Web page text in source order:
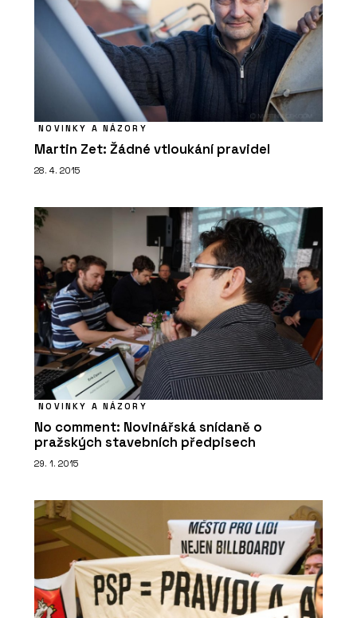
Zelené fasády - Jungle Interiors
Zelená atria Jungle House - Jungle
Zelené stěny a sloupy - Jungle
Interiors
NOVINKY A NÁZORY
Martin Zet: Žádné vtloukání pravidel
28. 4. 2015
NOVINKY A NÁZORY
No comment: Novinářská snídaně o
pražských stavebních předpisech
29. 1. 2015